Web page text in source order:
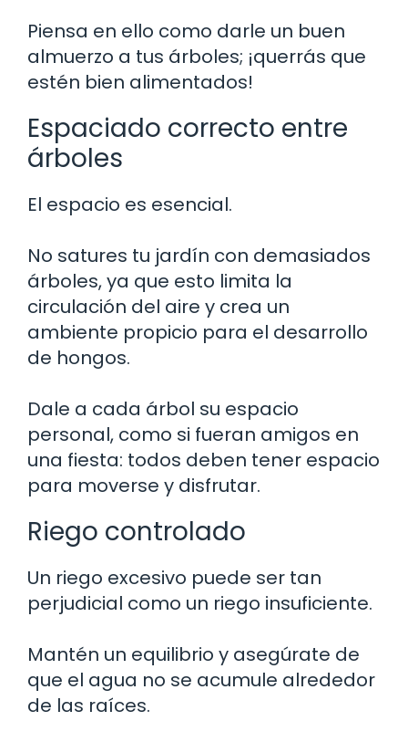
Piensa en ello como darle un buen
almuerzo a tus árboles; ¡querrás que
estén bien alimentados!
Espaciado correcto entre
árboles
El espacio es esencial.
No satures tu jardín con demasiados
árboles, ya que esto limita la
circulación del aire y crea un
ambiente propicio para el desarrollo
de hongos.
Dale a cada árbol su espacio
personal, como si fueran amigos en
una fiesta: todos deben tener espacio
para moverse y disfrutar.
Riego controlado
Un riego excesivo puede ser tan
perjudicial como un riego insuficiente.
Mantén un equilibrio y asegúrate de
que el agua no se acumule alrededor
de las raíces.